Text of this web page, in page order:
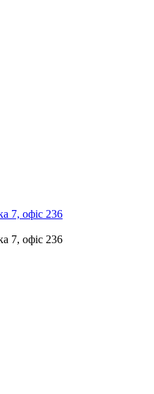
7, офіс 236
7, офіс 236